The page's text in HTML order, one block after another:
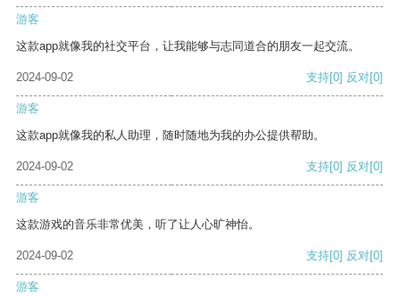
游客
这款app就像我的社交平台，让我能够与志同道合的朋友一起交流。
2024-09-02 支持[0] 反对[0]
游客
这款app就像我的私人助理，随时随地为我的办公提供帮助。
2024-09-02 支持[0] 反对[0]
游客
这款游戏的音乐非常优美，听了让人心旷神怡。
2024-09-02 支持[0] 反对[0]
游客